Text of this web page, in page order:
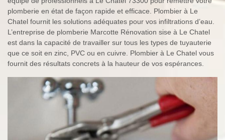
plomberie en état de façon rapide et efficace. Plombier à Le
Chatel fournit les solutions adéquates pour vos infiltrations d’eau.
L’entreprise de plomberie Marcotte Rénovation sise à Le Chatel
est dans la capacité de travailler sur tous les types de tuyauterie
que ce soit en zinc, PVC ou en cuivre. Plombier à Le Chatel vous
fournit des résultats concrets à la hauteur de vos espérances.